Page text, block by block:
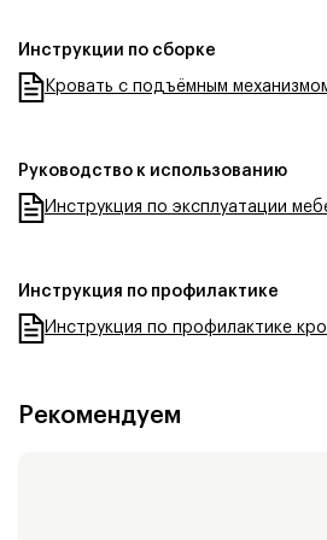
Инструкции по сборке
Кровать с подъёмным
Руководство к использованию
Инструкция по эксплуатации
Инструкция по профилактике
Инструкция по профилактике
Рекомендуем